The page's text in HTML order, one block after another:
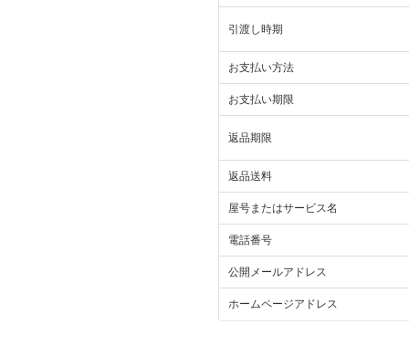
引渡し時期
お支払い方法
お支払い期限
返品期限
返品送料
屋号またはサービス名
電話番号
公開メールアドレス
ホームページアドレス